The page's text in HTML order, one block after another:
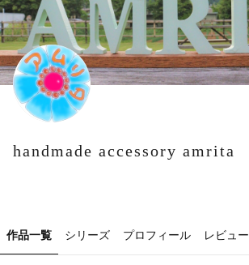
handmade accessory amrita
作品一覧 シリーズ プロフィール レビュー